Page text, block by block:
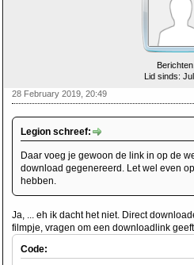
Lid sinds:
28 February 2019, 20:49
Legion schreef:
Daar voeg je gewoon de link in op de
download gegenereerd. Let wel even
hebben.
Ja, ... eh ik dacht het niet. Direct
filmpje, vragen om een downloadlink
Code: